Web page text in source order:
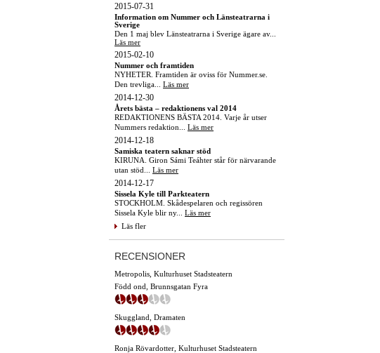
2015-07-31
Information om Nummer och Länsteatrarna i
Sverige
Den 1 maj blev Länsteatrarna i Sverige ägare av...
Läs mer
2015-02-10
Nummer och framtiden
NYHETER. Framtiden är oviss för Nummer.se.
Den trevliga... Läs mer
2014-12-30
Årets bästa – redaktionens val 2014
REDAKTIONENS BÄSTA 2014. Varje år utser
Nummers redaktion... Läs mer
2014-12-18
Samiska teatern saknar stöd
KIRUNA. Giron Sámi Teáhter står för närvarande
utan stöd... Läs mer
2014-12-17
Sissela Kyle till Parkteatern
STOCKHOLM. Skådespelaren och regissören
Sissela Kyle blir ny... Läs mer
Läs fler
RECENSIONER
Metropolis, Kulturhuset Stadsteatern
Född ond, Brunnsgatan Fyra
Skuggland, Dramaten
Ronja Rövardotter, Kulturhuset Stadsteatern